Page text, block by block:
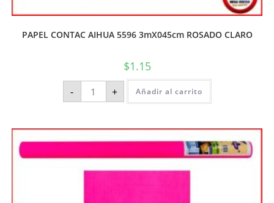
PAPEL CONTAC AIHUA 5596 3mX045cm ROSADO CLARO
$1.15
- + Añadir al carrito